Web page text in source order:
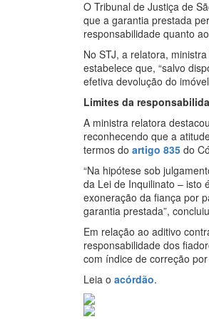
O Tribunal de Justiça de
que a garantia prestada
responsabilidade quanto
No STJ, a relatora,
estabelece que, “salvo
efetiva devolução do
Limites da
A ministra relatora
reconhecendo que a
termos do artigo 835 do
“Na hipótese sob
da Lei de Inquilinato – isto
exoneração da fiança por
garantia prestada”,
Em relação ao aditivo
responsabilidade dos
com índice de correção
Leia o acórdão.